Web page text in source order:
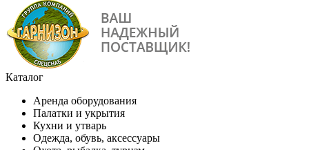
Каталог
Аренда оборудования
Палатки и укрытия
Кухни и утварь
Одежда, обувь, аксессуары